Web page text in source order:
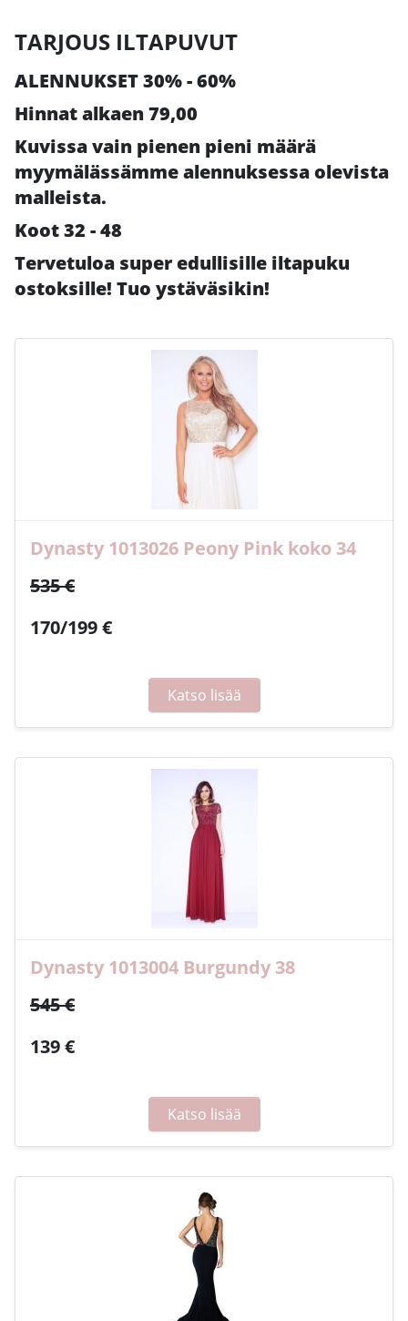
TARJOUS ILTAPUVUT
ALENNUKSET 30% - 60%
Hinnat alkaen 79,00
Kuvissa vain pienen pieni määrä
myymälässämme alennuksessa olevista
malleista.
Koot 32 - 48
Tervetuloa super edullisille iltapuku
ostoksille! Tuo ystäväsikin!
Dynasty 1013026 Peony Pink koko 34
535 €
170/199 €
Katso lisää
Dynasty 1013004 Burgundy 38
545 €
139 €
Katso lisää